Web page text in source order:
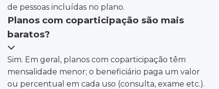
de pessoas incluídas no plano.
Planos com coparticipação são mais
baratos?
Sim. Em geral, planos com coparticipação têm
mensalidade menor; o beneficiário paga um valor
ou percentual em cada uso (consulta, exame etc.).